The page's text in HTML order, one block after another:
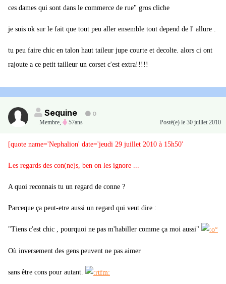
ces dames qui sont dans le commerce de rue" gros cliche
je suis ok sur le fait que tout peu aller ensemble tout depend de l' allure .
tu peu faire chic en talon haut taileur jupe courte et decolte. alors ci ont
rajoute a ce petit tailleur un corset c'est extra!!!!!
Sequine
0
Membre, 57ans Posté(e) le 30 juillet 2010
[quote name='Nephalion' date='jeudi 29 juillet 2010 à 15h50'
Les regards des con(ne)s, ben on les ignore ...
A quoi reconnais tu un regard de conne ?
Parceque ça peut-etre aussi un regard qui veut dire :
"Tiens c'est chic , pourquoi ne pas m'habiller comme ça moi aussi"
Où inversement des gens peuvent ne pas aimer
sans être cons pour autant.